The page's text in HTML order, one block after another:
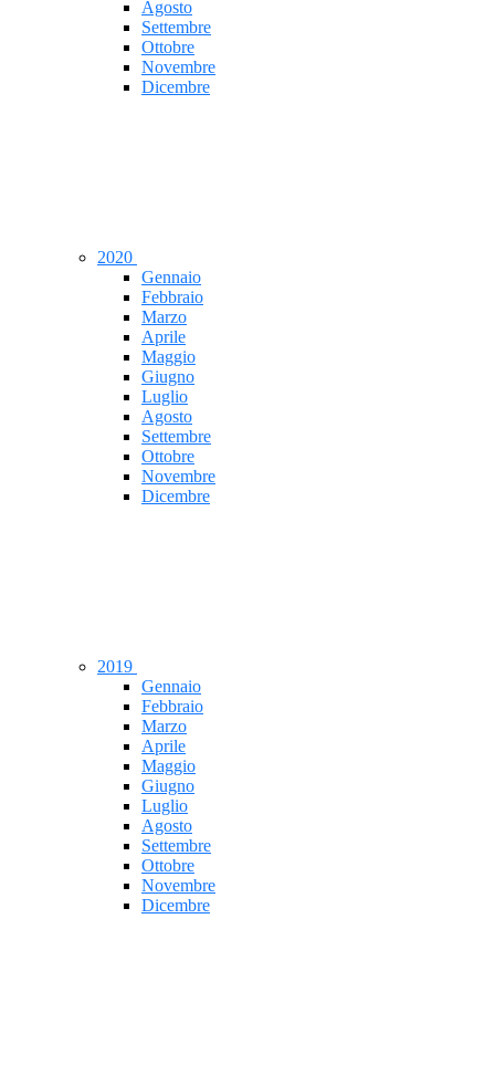
Agosto
Settembre
Ottobre
Novembre
Dicembre
2020
Gennaio
Febbraio
Marzo
Aprile
Maggio
Giugno
Luglio
Agosto
Settembre
Ottobre
Novembre
Dicembre
2019
Gennaio
Febbraio
Marzo
Aprile
Maggio
Giugno
Luglio
Agosto
Settembre
Ottobre
Novembre
Dicembre